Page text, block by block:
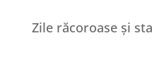
Zile răcoroase și